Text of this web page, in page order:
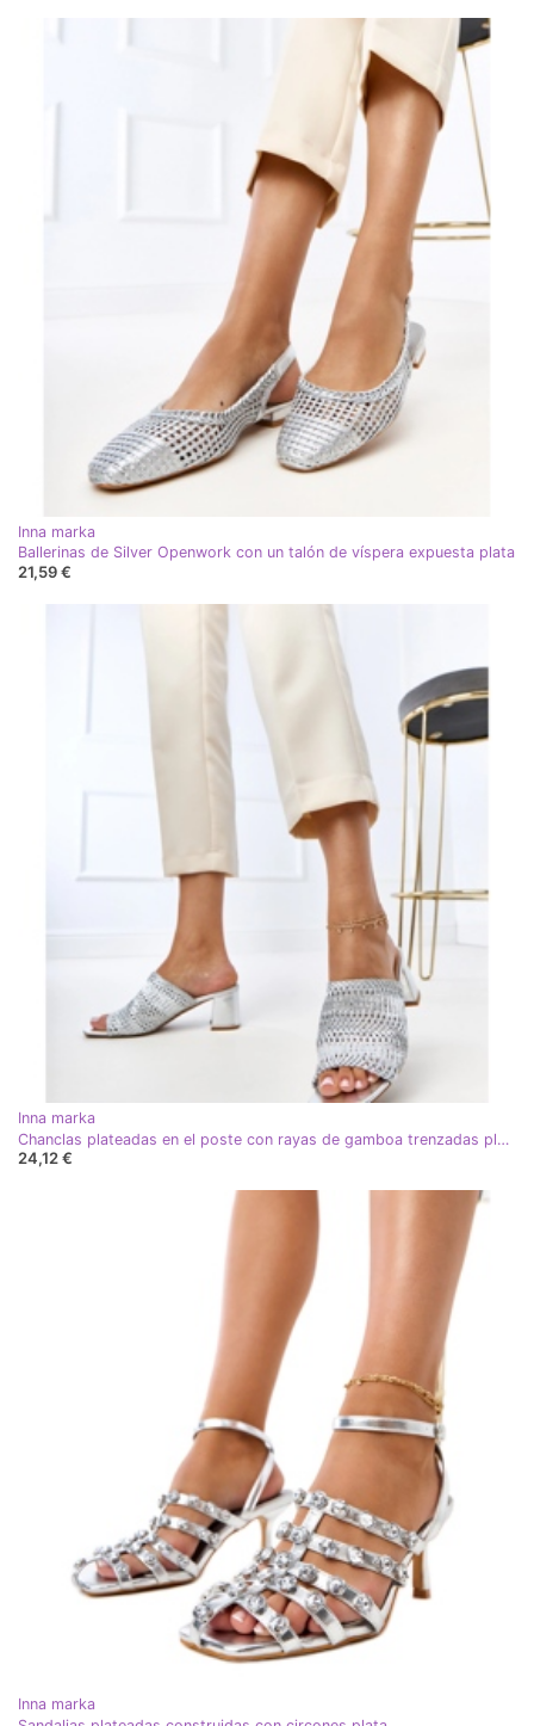
Inna marka
Ballerinas de Silver Openwork con un talón de víspera expuesta plata
21,59 €
Inna marka
Chanclas plateadas en el poste con rayas de gamboa trenzadas plata
24,12 €
Inna marka